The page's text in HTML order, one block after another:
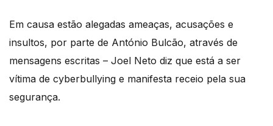
Em causa estão alegadas ameaças, acusações e
insultos, por parte de António Bulcão, através de
mensagens escritas – Joel Neto diz que está a ser
vítima de cyberbullying e manifesta receio pela sua
segurança.